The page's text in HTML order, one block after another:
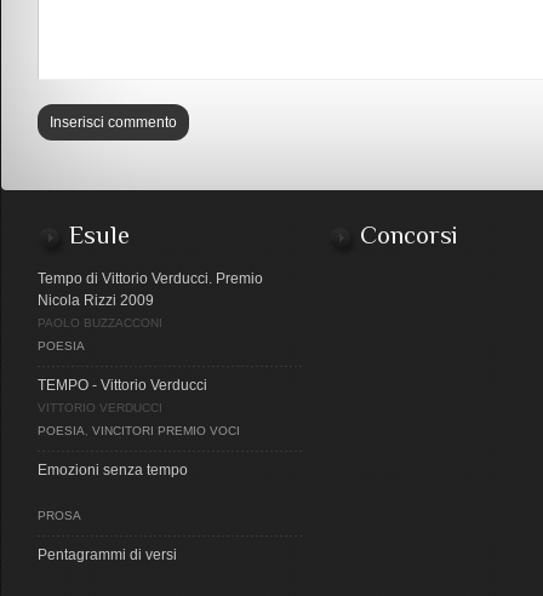
Esule
Tempo di Vittorio Verducci. Premio
Nicola Rizzi 2009
PAOLO BUZZACCONI
POESIA
TEMPO - Vittorio Verducci
VITTORIO VERDUCCI
POESIA
VINCITORI PREMIO VOCI
Emozioni senza tempo
PROSA
Pentagrammi di versi
Concorsi